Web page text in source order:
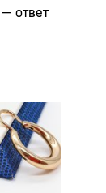
ответ